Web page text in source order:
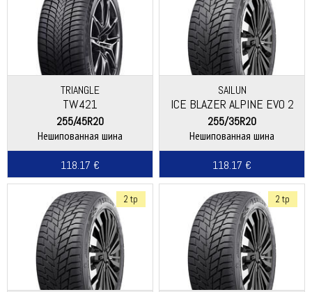
TRIANGLE
TW421
255/45R20
Нешипованная шина
118.17 €
SAILUN
ICE BLAZER ALPINE EVO 2
255/35R20
Нешипованная шина
118.17 €
2 tp 2 tp